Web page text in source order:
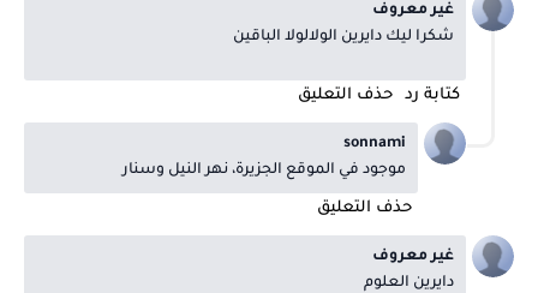
غير معروف
شكرا ليك دايرين الولالولا الباقين
كتابة رد حذف التعليق
sonnami
موجود في الموقع الجزيرة، نهر النيل وسنار
حذف التعليق
غير معروف
دايرين العلوم